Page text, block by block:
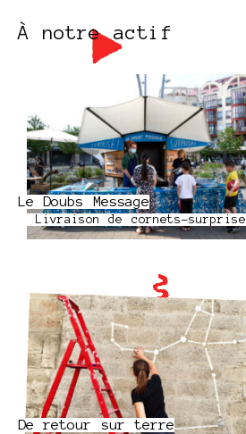
À notre actif
Le Doubs Message
Livraison de cornets-surprise
De retour sur terre